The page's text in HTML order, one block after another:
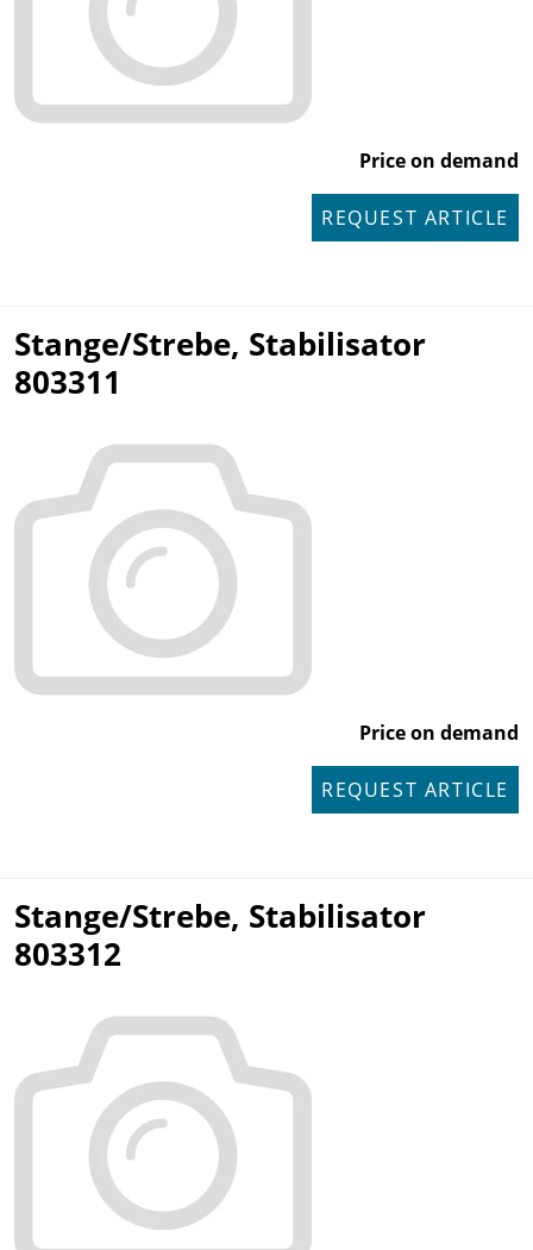
Price on demand
REQUEST ARTICLE
Stange/Strebe, Stabilisator
803311
Price on demand
REQUEST ARTICLE
Stange/Strebe, Stabilisator
803312